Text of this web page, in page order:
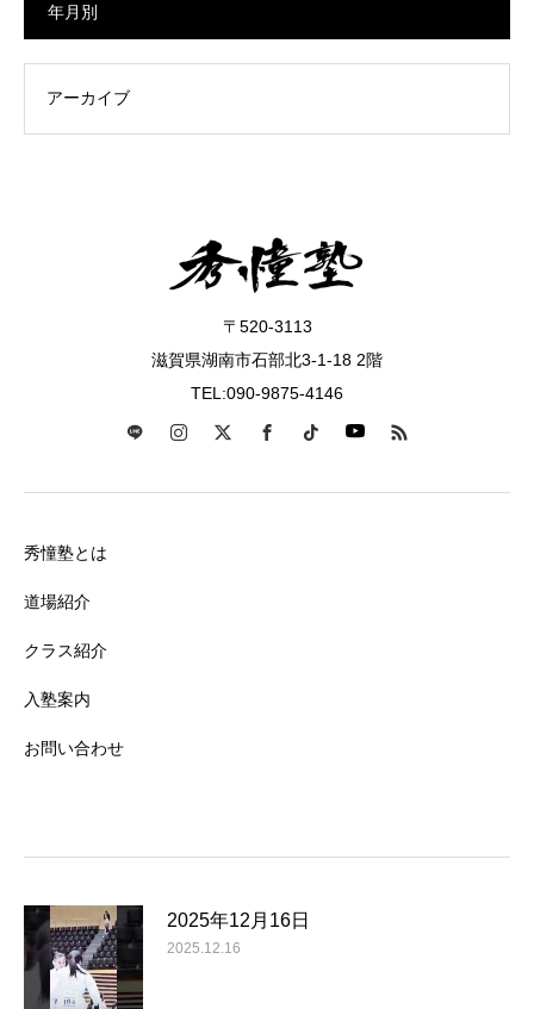
年月別
〒520-3113
滋賀県湖南市石部北3-1-18 2階
TEL:090-9875-4146
秀憧塾とは
道場紹介
クラス紹介
入塾案内
お問い合わせ
2025年12月16日
2025.12.16